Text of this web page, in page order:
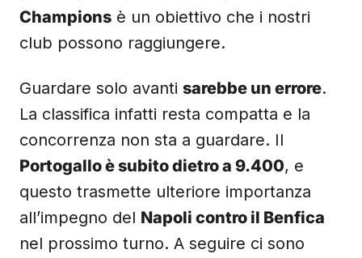
Champions è un obiettivo che i nostri
club possono raggiungere.
Guardare solo avanti sarebbe un errore.
La classifica infatti resta compatta e la
concorrenza non sta a guardare. Il
Portogallo è subito dietro a 9.400, e
questo trasmette ulteriore importanza
all’impegno del Napoli contro il Benfica
nel prossimo turno. A seguire ci sono